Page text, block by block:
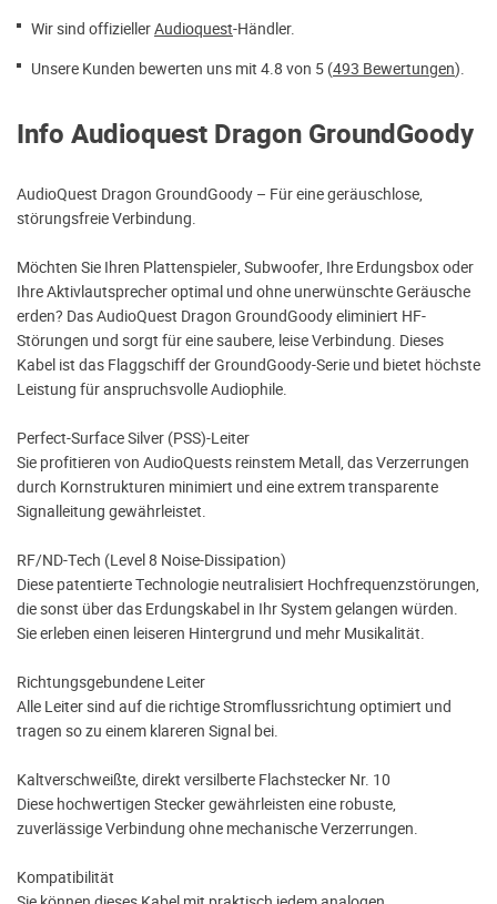
Wir sind offiziellerAudioquest-Händler.
Unsere Kunden bewerten uns mit 4.8 von 5 (493 Bewertungen).
Info Audioquest Dragon GroundGoody
AudioQuest Dragon GroundGoody – Für eine geräuschlose,
störungsfreie Verbindung.
Möchten Sie Ihren Plattenspieler, Subwoofer, Ihre Erdungsbox oder
Ihre Aktivlautsprecher optimal und ohne unerwünschte Geräusche
erden? Das AudioQuest Dragon GroundGoody eliminiert HF-
Störungen und sorgt für eine saubere, leise Verbindung. Dieses
Kabel ist das Flaggschiff der GroundGoody-Serie und bietet höchste
Leistung für anspruchsvolle Audiophile.
Perfect-Surface Silver (PSS)-Leiter
Sie profitieren von AudioQuests reinstem Metall, das Verzerrungen
durch Kornstrukturen minimiert und eine extrem transparente
Signalleitung gewährleistet.
RF/ND-Tech (Level 8 Noise-Dissipation)
Diese patentierte Technologie neutralisiert Hochfrequenzstörungen,
die sonst über das Erdungskabel in Ihr System gelangen würden.
Sie erleben einen leiseren Hintergrund und mehr Musikalität.
Richtungsgebundene Leiter
Alle Leiter sind auf die richtige Stromflussrichtung optimiert und
tragen so zu einem klareren Signal bei.
Kaltverschweißte, direkt versilberte Flachstecker Nr. 10
Diese hochwertigen Stecker gewährleisten eine robuste,
zuverlässige Verbindung ohne mechanische Verzerrungen.
Kompatibilität